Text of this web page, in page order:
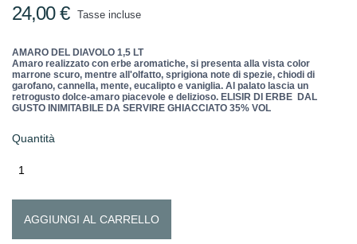
24,00 € Tasse incluse
AMARO DEL DIAVOLO 1,5 LT
Amaro realizzato con erbe aromatiche, si presenta alla vista color
marrone scuro, mentre all'olfatto, sprigiona note di spezie, chiodi di
garofano, cannella, mente, eucalipto e vaniglia. Al palato lascia un
retrogusto dolce-amaro piacevole e delizioso. ELISIR DI ERBE DAL
GUSTO INIMITABILE DA SERVIRE GHIACCIATO 35% VOL
Quantità
AGGIUNGI AL CARRELLO